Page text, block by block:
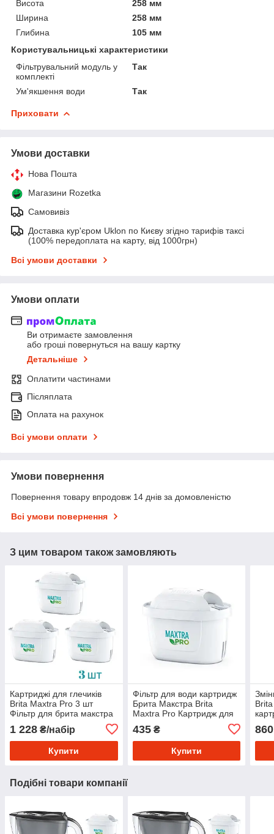
Висота
258 мм
Ширина
258 мм
Глибина
105 мм
Користувальницькі характеристики
Фільтрувальний модуль у
комплекті
Так
Ум'якшення води Так
Приховати
Умови доставки
Нова Пошта
Магазини Rozetka
Самовивіз
Доставка кур'єром Uklon по Києву згідно тарифів таксі
(100% передоплата на карту, від 1000грн)
Всі умови доставки
Умови оплати
Ви отримаєте замовлення
або гроші повернуться на вашу картку
Детальніше
Оплатити частинами
Післяплата
Оплата на рахунок
Всі умови оплати
Умови повернення
Повернення товару впродовж 14 днів за домовленістю
Всі умови повернення
З цим товаром також замовляють
Картриджі для глечиків
Brita Maxtra Pro 3 шт
Фільтр для брита макстра
1 228 ₴/набір
Купити
Фільтр для води картридж
Брита Макстра Brita
Maxtra Pro Картридж для
435₴
Купити
860
Подібні товари компанії